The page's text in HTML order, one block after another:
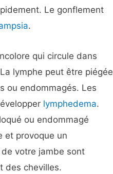
Le gonflement
.
qui circule dans
lymphe peut être piégée
ou endommagés. Les
lymphedema.
ou endommagé
et provoque un
votre jambe sont
des chevilles.